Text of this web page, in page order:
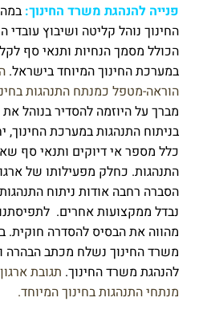
פנייה להנהגת משרד החינוך:
החינוך נוהל קליטה ושיבוץ
הכולל מסמך הנחיות ותנאי סף
במערכת החינוך המיוחד בישראל.
הוראה-מטפל כמנתח התנהגות
מברך על היוזמה להסדיר בנוהל
בניתוח התנהגות במערכת
כלל מספר אי דיוקים ותנאי סף
התנהגות. כחלק מפעילותו של
הסברה רחבה אודות ניתוח
נבדל ממקצועות אחרים.
מהווה את הבסיס להסדרה חוקית.
משרד החינוך נשלח מכתב הבהרה
להנהגת משרד החינוך. תגובת
מנתחי התנהגות בחינוך המיוחד.